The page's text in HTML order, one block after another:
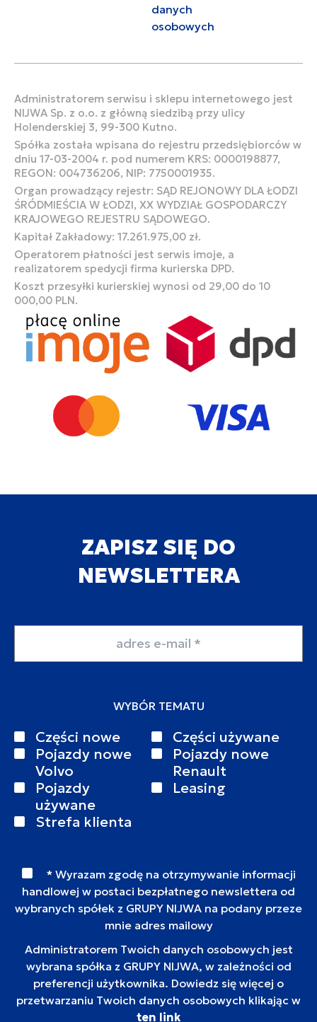
danych
osobowych
Administratorem serwisu i sklepu internetowego jest
NIJWA Sp. z o.o. z główną siedzibą przy ulicy
Holenderskiej 3, 99-300 Kutno.
Spółka została wpisana do rejestru przedsiębiorców w
dniu 17-03-2004 r. pod numerem KRS: 0000198877,
REGON: 004736206, NIP: 7750001935.
Organ prowadzący rejestr: SĄD REJONOWY DLA ŁODZI
ŚRÓDMIEŚCIA W ŁODZI, XX WYDZIAŁ GOSPODARCZY
KRAJOWEGO REJESTRU SĄDOWEGO.
Kapitał Zakładowy: 17.261.975,00 zł.
Operatorem płatności jest serwis imoje, a
realizatorem spedycji firma kurierska DPD.
Koszt przesyłki kurierskiej wynosi od 29,00 do 10
000,00 PLN.
ZAPISZ SIĘ DO
NEWSLETTERA
WYBÓR TEMATU
Części nowe
Części używane
Pojazdy nowe
Volvo
Pojazdy nowe
Renault
Pojazdy
używane
Leasing
Strefa klienta
* Wyrazam zgodę na otrzymywanie informacji
handlowej w postaci bezpłatnego newslettera od
wybranych spółek z GRUPY NIJWA na podany przeze
mnie adres mailowy
Administratorem Twoich danych osobowych jest
wybrana spółka z GRUPY NIJWA, w zależności od
preferencji użytkownika. Dowiedz się więcej o
przetwarzaniu Twoich danych osobowych klikając w
ten link